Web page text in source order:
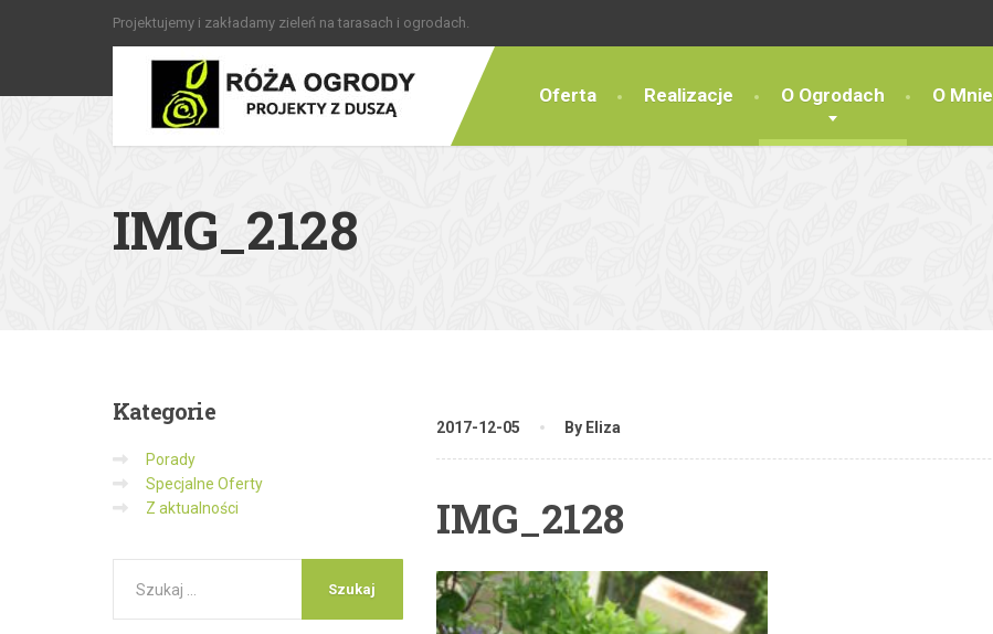
Projektujemy i zakładamy zieleń na tarasach i ogrodach.
Oferta Realizacje O Ogrodach O Mnie
IMG_2128
2017-12-05 By Eliza
IMG_2128
Kategorie
Porady
Specjalne Oferty
Z aktualności